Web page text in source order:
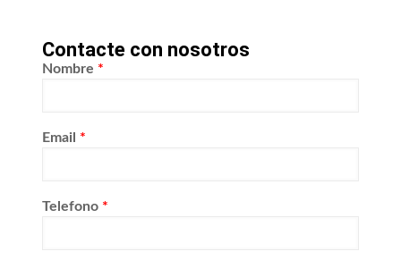
Contacte con nosotros
Nombre *
Email *
Telefono *